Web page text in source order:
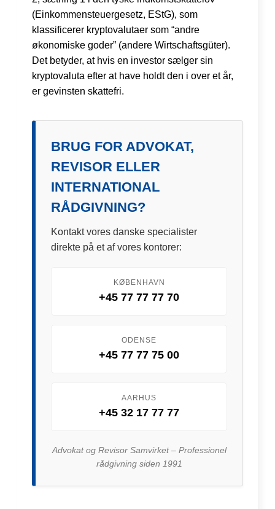
(Einkommensteuergesetz, EStG), som
klassificerer kryptovalutaer som “andre
økonomiske goder” (andere Wirtschaftsgüter).
Det betyder, at hvis en investor sælger sin
kryptovaluta efter at have holdt den i over et år,
er gevinsten skattefri.
BRUG FOR ADVOKAT,
REVISOR ELLER
INTERNATIONAL
RÅDGIVNING?
Kontakt vores danske specialister
direkte på et af vores kontorer:
KØBENHAVN
+45 77 77 77 70
ODENSE
+45 77 77 75 00
AARHUS
+45 32 17 77 77
Advokat og Revisor Samvirket – Professionel
rådgivning siden 1991